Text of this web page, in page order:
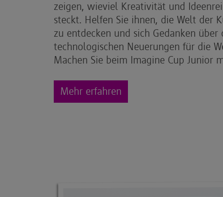
zeigen, wieviel Kreativität und
steckt. Helfen Sie ihnen, die Welt der
zu entdecken und sich Gedanken über
technologischen Neuerungen für die
Machen Sie beim Imagine Cup Junior
Mehr erfahren